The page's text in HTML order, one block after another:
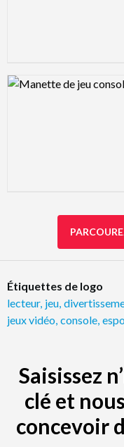
Logo Preview Image
Étiquettes de logo
lecteur, jeu
jeux vidéo console
Saisissez
clé et
concevoir